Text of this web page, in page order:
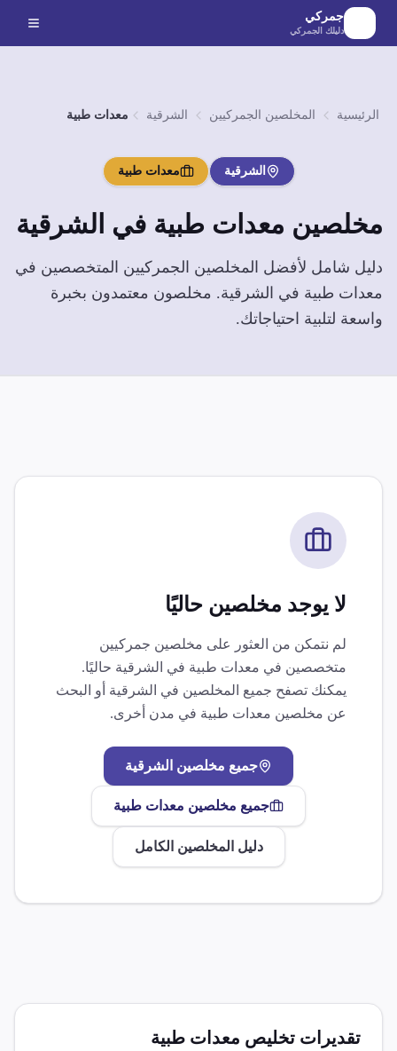
الانتقال إلى المحتوى الرئيسي
جمركي
دليلك الجمركي
الرئيسية المخلصين الجمركيين الشرقية معدات طبية
الشرقية معدات طبية
مخلصين معدات طبية في الشرقية
دليل شامل لأفضل المخلصين الجمركيين المتخصصين في
معدات طبية في الشرقية. مخلصون معتمدون بخبرة
واسعة لتلبية احتياجاتك.
لا يوجد مخلصين حاليًا
لم نتمكن من العثور على مخلصين جمركيين
متخصصين في معدات طبية في الشرقية حاليًا.
يمكنك تصفح جميع المخلصين في الشرقية أو البحث
عن مخلصين معدات طبية في مدن أخرى.
جميع مخلصين الشرقية
جميع مخلصين معدات طبية
دليل المخلصين الكامل
تقديرات تخليص معدات طبية